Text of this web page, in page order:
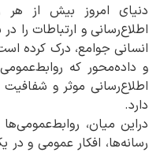
دنیای امروز بیش از
اطلاع‌رسانی و ارتباطات را
انسانی جوامع، درک کرده
و داده‌محور که
اطلاع‌رسانی موثر و شفافیت
دارد.
دراین میان،
رسانه‌ها، افکار عمومی و